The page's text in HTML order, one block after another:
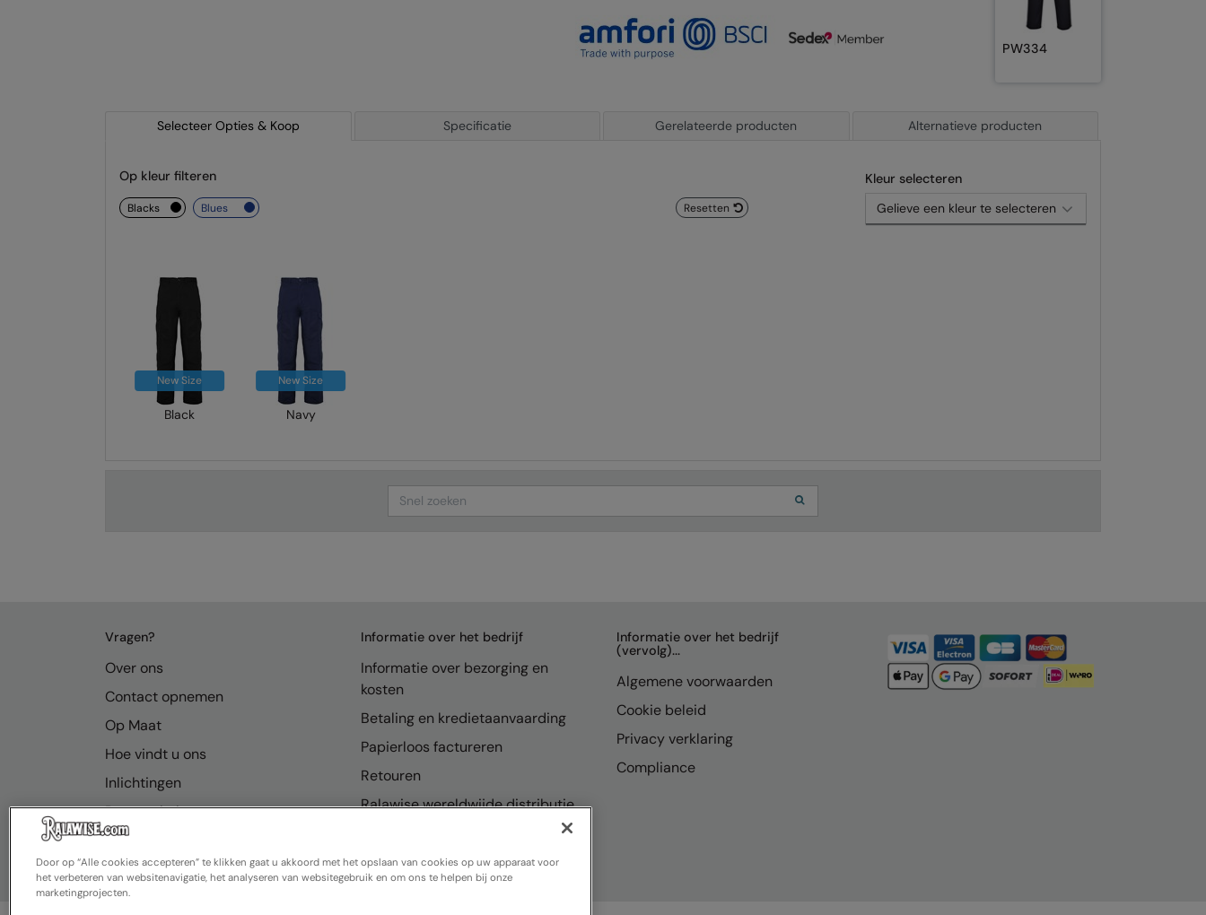
PW334
Selecteer Opties & Koop Specificatie Gerelateerde producten Alternatieve producten
Kleur selecteren
Op kleur filteren
Resetten
blacks blues
New Size
Black
New Size
Navy
Search
Vragen?
Over ons
Contact opnemen
Op Maat
Hoe vindt u ons
Inlichtingen
Bronnenhub
FAQ
Informatie over het bedrijf
Informatie over bezorging en
kosten
Betaling en kredietaanvaarding
Papierloos factureren
Retouren
Ralawise wereldwijde distributie
Informatie over het bedrijf
(vervolg)...
Algemene voorwaarden
Cookie beleid
Privacy verklaring
Compliance
Door op “Alle cookies accepteren” te klikken gaat u akkoord met het opslaan van cookies op uw apparaat voor
het verbeteren van websitenavigatie, het analyseren van websitegebruik en om ons te helpen bij onze
marketingprojecten.